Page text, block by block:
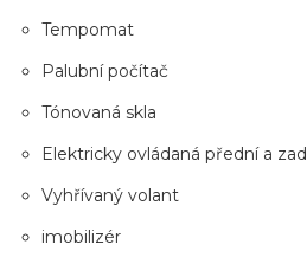
Tempomat
Palubní počítač
Tónovaná skla
Elektricky ovládaná přední a
Vyhřívaný volant
imobilizér